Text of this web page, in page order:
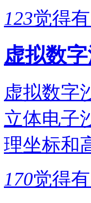
123觉得
虚拟数
虚拟数字
立体电子
理坐标和
170觉得